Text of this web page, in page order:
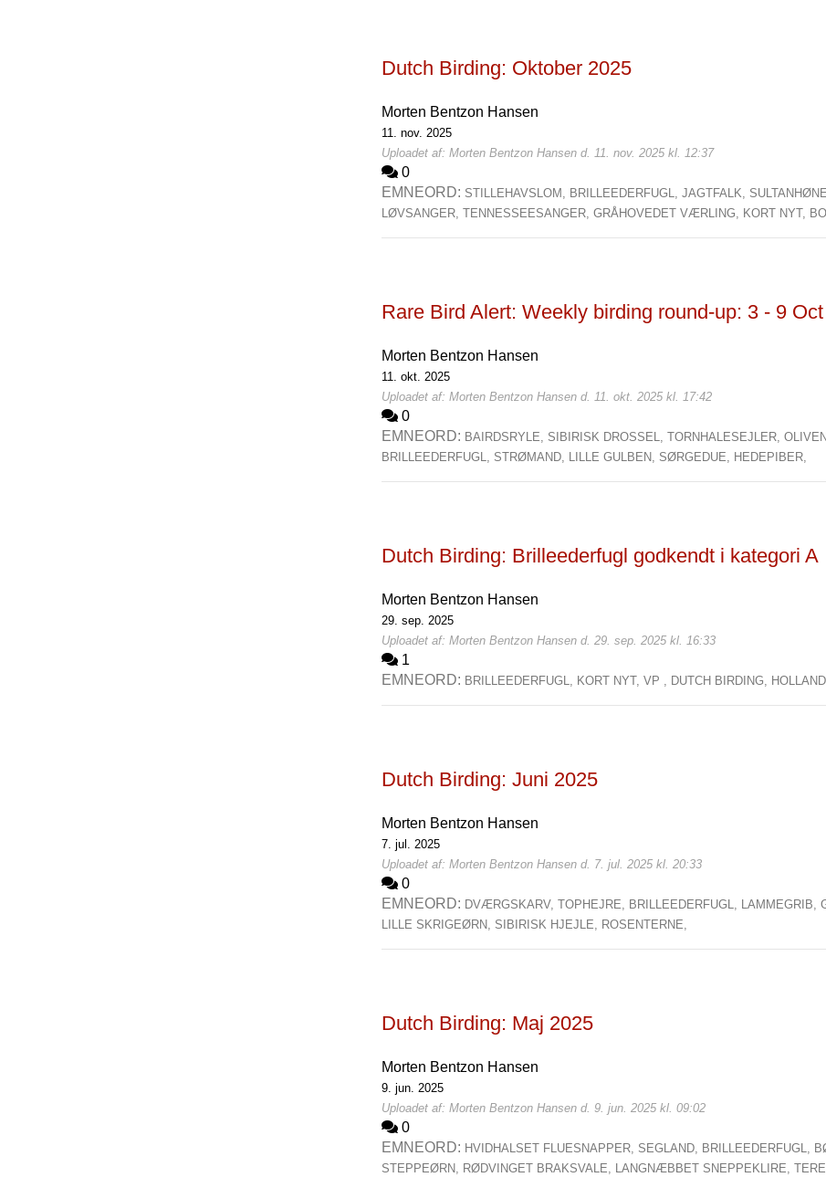
Dutch Birding: Oktober 2025
Morten Bentzon Hansen
11. nov. 2025
Uploadet af: Morten Bentzon Hansen d. 11. nov. 2025 kl. 12:37
0
EMNEORD: STILLEHAVSLOM, BRILLEEDERFUGL,JAGTFALK,
LØVSANGER,TENNESSEESANGER,GRÅHOVEDET VÆRLING, KORT NYT,
Rare Bird Alert: Weekly birding round-up: 3 - 9 Oct
Morten Bentzon Hansen
11. okt. 2025
Uploadet af: Morten Bentzon Hansen d. 11. okt. 2025 kl. 17:42
0
EMNEORD: BAIRDSRYLE, SIBIRISK DROSSEL,TORNHALESEJLER,
BRILLEEDERFUGL, STRØMAND, LILLE GULBEN, SØRGEDUE, HEDEPIBER,
Dutch Birding: Brilleederfugl godkendt i kategori A
Morten Bentzon Hansen
29. sep. 2025
Uploadet af: Morten Bentzon Hansen d. 29. sep. 2025 kl. 16:33
1
EMNEORD: BRILLEEDERFUGL, KORT NYT,VP , DUTCH BIRDING,
Dutch Birding: Juni 2025
Morten Bentzon Hansen
7. jul. 2025
Uploadet af: Morten Bentzon Hansen d. 7. jul. 2025 kl. 20:33
0
EMNEORD: DVÆRGSKARV,TOPHEJRE, BRILLEEDERFUGL, LAMMEGRIB,
LILLE SKRIGEØRN, SIBIRISK HJEJLE, ROSENTERNE,
Dutch Birding: Maj 2025
Morten Bentzon Hansen
9. jun. 2025
Uploadet af: Morten Bentzon Hansen d. 9. jun. 2025 kl. 09:02
0
EMNEORD: HVIDHALSET FLUESNAPPER, SEGLAND, BRILLEEDERFUGL,
STEPPEØRN, RØDVINGET BRAKSVALE, LANGNÆBBET SNEPPEKLIRE,